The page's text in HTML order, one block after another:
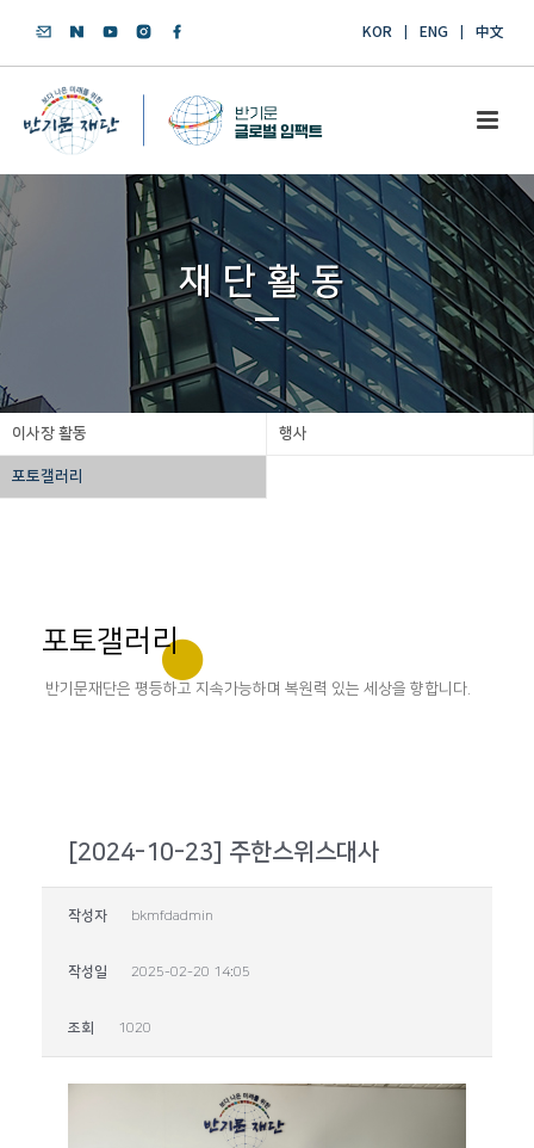
KOR ENG 中文
재단활동
이사장 활동 행사
포토갤러리
포토갤러리
반기문재단은 평등하고 지속가능하며 복원력 있는 세상을 향합니다.
[2024-10-23] 주한스위스대사
작성자 bkmfdadmin
작성일 2025-02-20 14:05
조회 1020